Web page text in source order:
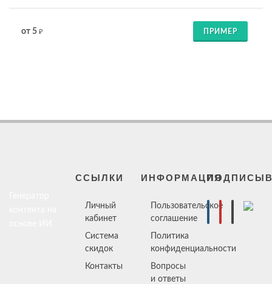
от 5 ₽ ПРИМЕР
ССЫЛКИ
Личный
кабинет
Система
скидок
Контакты
ИНФОРМАЦИЯ
Пользовательское
соглашение
Политика
конфиденциальности
Вопросы
и ответы